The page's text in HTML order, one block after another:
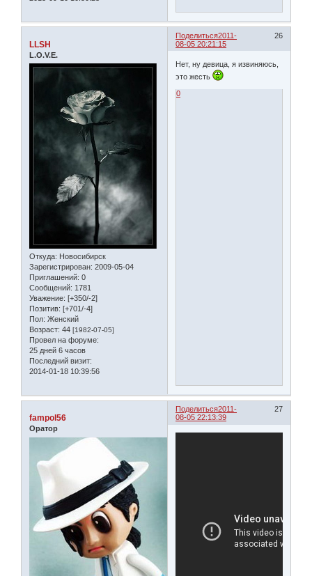
Поделиться 26
2011-
08-05 20:21:15
LLSH
L.O.V.E.
Откуда: Новосибирск
Зарегистрирован: 2009-05-04
Приглашений: 0
Сообщений: 1781
Уважение: [+350/-2]
Позитив: [+701/-4]
Пол: Женский
Возраст: 44 [1982-07-05]
Провел на форуме:
25 дней 6 часов
Последний визит:
2014-01-18 10:39:56
Нет, ну девица, я извиняюсь,
это жесть
0
Поделиться 27
2011-
08-05 22:13:39
fampol56
Оратор